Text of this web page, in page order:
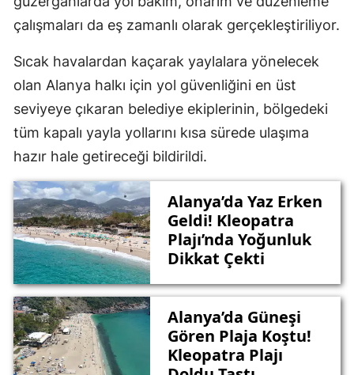
çalışmaları da eş zamanlı olarak gerçekleştiriliyor.
Sıcak havalardan kaçarak yaylalara yönelecek
olan Alanya halkı için yol güvenliğini en üst
seviyeye çıkaran belediye ekiplerinin, bölgedeki
tüm kapalı yayla yollarını kısa sürede ulaşıma
hazır hale getireceği bildirildi.
Alanya’da Yaz Erken
Geldi! Kleopatra
Plajı’nda Yoğunluk
Dikkat Çekti
Alanya’da Güneşi
Gören Plaja Koştu!
Kleopatra Plajı